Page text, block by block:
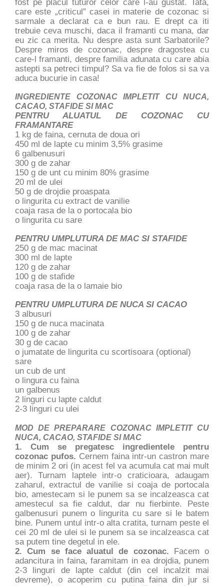
fost pe placul tuturor celor care l-au gustat. Tata,
care este „criticul” casei in materie de cozonac si
sarmale a declarat ca e bun rau. E drept ca iti
trebuie ceva muschi, daca il framanti cu mana, dar
eu zic ca merita. Nu despre asta sunt Sarbatorile?
Despre miros de cozonac, despre dragostea cu
care-l framanti, despre familia adunata cu care abia
astepti sa petreci timpul? Sa va fie de folos si sa va
aduca bucurie in casa!
INGREDIENTE COZONAC IMPLETIT CU NUCA,
CACAO, STAFIDE SI MAC
PENTRU ALUATUL DE COZONAC CU
FRAMANTARE
1 kg de faina, cernuta de doua ori
450 ml de lapte cu minim 3,5% grasime
6 galbenusuri
300 g de zahar
150 g de unt cu minim 80% grasime
20 ml de ulei
50 g de drojdie proaspata
o lingurita cu extract de vanilie
coaja rasa de la o portocala bio
o lingurita cu sare
PENTRU UMPLUTURA DE MAC SI STAFIDE
250 g de mac macinat
300 ml de lapte
120 g de zahar
100 g de stafide
coaja rasa de la o lamaie bio
PENTRU UMPLUTURA DE NUCA SI CACAO
3 albusuri
150 g de nuca macinata
100 g de zahar
30 g de cacao
o jumatate de lingurita cu scortisoara (optional)
sare
un cub de unt
o lingura cu faina
un galbenus
2 linguri cu lapte caldut
2-3 linguri cu ulei
MOD DE PREPARARE COZONAC IMPLETIT CU
NUCA, CACAO, STAFIDE SI MAC
1. Cum se pregatesc ingredientele pentru
cozonac pufos. Cernem faina intr-un castron mare
de minim 2 ori (in acest fel va acumula cat mai mult
aer). Turnam laptele intr-o craticioara, adaugam
zaharul, extractul de vanilie si coaja de portocala
bio, amestecam si le punem sa se incalzeasca cat
amestecul sa fie caldut, dar nu fierbinte. Peste
galbenusuri punem o lingurita cu sare si le batem
bine. Punem untul intr-o alta cratita, turnam peste el
cei 20 ml de ulei si le punem sa se incalzeasca cat
sa putem tine degetul in ele.
2. Cum se face aluatul de cozonac. Facem o
adancitura in faina, faramitam in ea drojdia, punem
2-3 linguri de lapte caldut (din cel incalzit mai
devreme), o acoperim cu putina faina din jur si